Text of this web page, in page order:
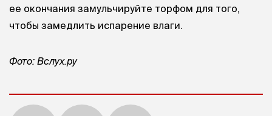
ее окончания замульчируйте торфом для того,
чтобы замедлить испарение влаги.
Фото: Вслух.ру